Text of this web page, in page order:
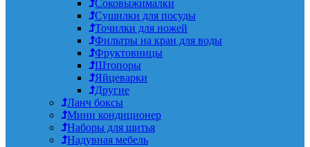
Соковыжималки
Сушилки для посуды
Точилки для ножей
Фильтры на кран для воды
Фруктовницы
Штопоры
Яйцеварки
Другие
Ланч боксы
Мини кондиционер
Наборы для шитья
Надувная мебель